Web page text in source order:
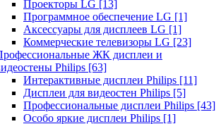
Проекторы LG [13]
Программное обеспечение LG [1]
Аксессуары для дисплеев LG [1]
Коммерческие телевизоры LG [23]
ЖК дисплеи и
Philips [63]
Интерактивные дисплеи Philips [11]
Дисплеи для видеостен Philips [5]
Профессиональные дисплеи Philips [43]
Особо яркие дисплеи Philips [1]